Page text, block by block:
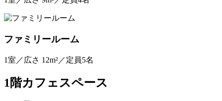
ファミリールーム
1室／広さ 12m²／定員5名
1階カフェスペース